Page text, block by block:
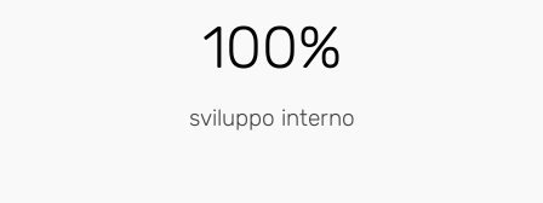
100%
sviluppo interno